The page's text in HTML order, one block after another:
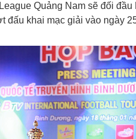
Quảng Nam sẽ đối
đấu khai mạc giải vào ngày